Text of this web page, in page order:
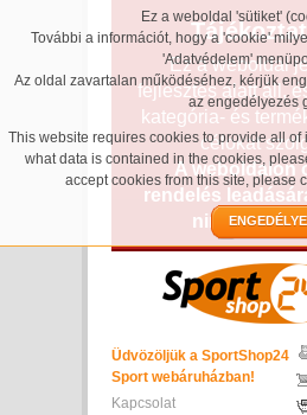
Ez a weboldal 'sütiket'
További a információt, hogy a 'cookie'
'Adatvédelem'
Az oldal zavartalan működéséhez, kérjük
az engedélyezés
This website requires cookies to provide all of
what data is contained in the cookies,
accept cookies from this site, please
Ez a weboldal
fejlesztés alatt áll,
kategória- és
célokat
A weboldalon
rendelés
nincs
Üdvözöljük a SportShop24
Sport webáruházban!
Kapcsolat